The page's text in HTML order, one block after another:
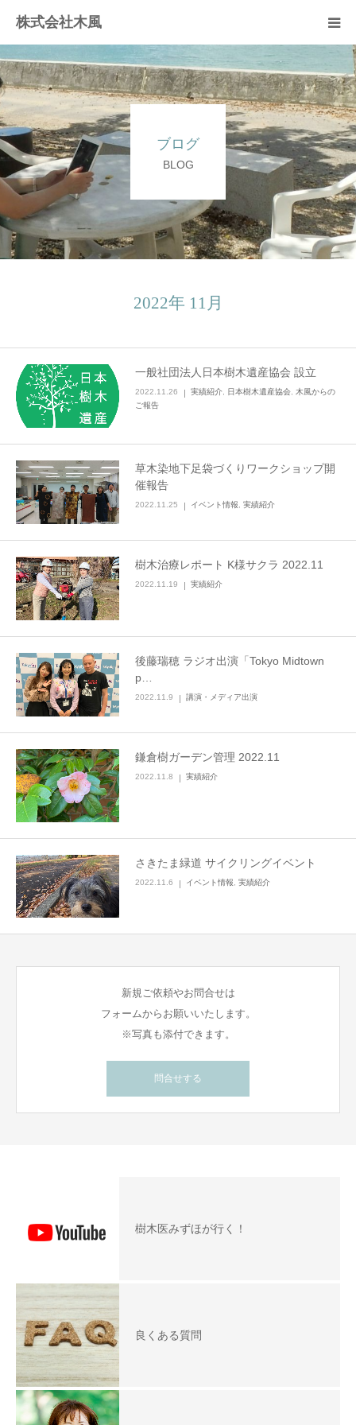
株式会社木風
ブログ
BLOG
2022年 11月
一般社団法人日本樹木遺産協会 設立
2022.11.26 実績紹介 日本樹木遺産協会 木風からの
ご報告
草木染地下足袋づくりワークショップ開
催報告
2022.11.25 イベント情報 実績紹介
樹木治療レポート K様サクラ 2022.11
2022.11.19 実績紹介
後藤瑞穂 ラジオ出演「Tokyo Midtown
p…
2022.11.9 講演・メディア出演
鎌倉樹ガーデン管理 2022.11
2022.11.8 実績紹介
さきたま緑道 サイクリングイベント
2022.11.6 イベント情報 実績紹介
新規ご依頼やお問合せは
フォームからお願いいたします。
※写真も添付できます。
問合せする
樹木医みずほが行く！
良くある質問
業務案内
資材販売(ブレスパイプ)
樹木医受験応援講座
お問い合せ